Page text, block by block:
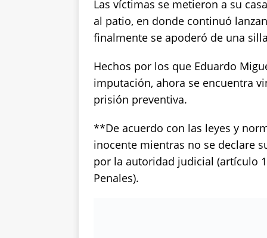
Las víctimas se metieron a su
al patio, en donde continuó
finalmente se apoderó de una
Hechos por los que Eduardo
imputación, ahora se encuentra
prisión preventiva.
**De acuerdo con las leyes y
inocente mientras no se declare
por la autoridad judicial (artículo
Penales).